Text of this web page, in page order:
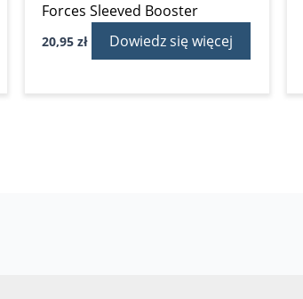
Forces Sleeved Booster
20,95zł Dowiedz się więcej